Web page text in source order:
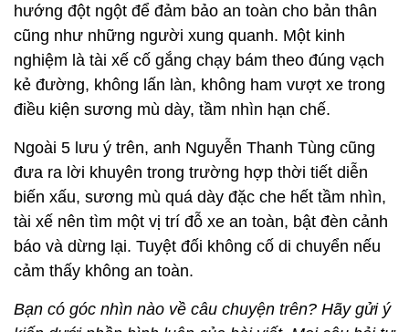
hướng đột ngột để đảm bảo an toàn cho bản thân
cũng như những người xung quanh. Một kinh
nghiệm là tài xế cố gắng chạy bám theo đúng vạch
kẻ đường, không lấn làn, không ham vượt xe trong
điều kiện sương mù dày, tầm nhìn hạn chế.
Ngoài 5 lưu ý trên, anh Nguyễn Thanh Tùng cũng
đưa ra lời khuyên trong trường hợp thời tiết diễn
biến xấu, sương mù quá dày đặc che hết tầm nhìn,
tài xế nên tìm một vị trí đỗ xe an toàn, bật đèn cảnh
báo và dừng lại. Tuyệt đối không cố di chuyển nếu
cảm thấy không an toàn.
Bạn có góc nhìn nào về câu chuyện trên? Hãy gửi ý